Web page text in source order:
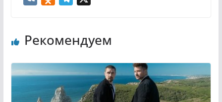
o
l
s
e
r
m
Рекомендуем